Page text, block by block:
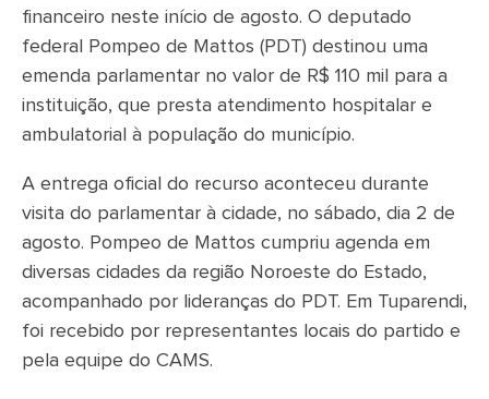
financeiro neste início de agosto. O deputado
federal Pompeo de Mattos (PDT) destinou uma
emenda parlamentar no valor de R$ 110 mil para a
instituição, que presta atendimento hospitalar e
ambulatorial à população do município.
A entrega oficial do recurso aconteceu durante
visita do parlamentar à cidade, no sábado, dia 2 de
agosto. Pompeo de Mattos cumpriu agenda em
diversas cidades da região Noroeste do Estado,
acompanhado por lideranças do PDT. Em Tuparendi,
foi recebido por representantes locais do partido e
pela equipe do CAMS.